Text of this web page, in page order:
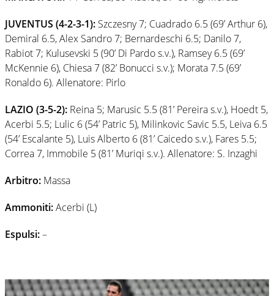
JUVENTUS (4-2-3-1): Szczesny 7; Cuadrado 6.5 (69’ Arthur 6),
Demiral 6.5, Alex Sandro 7; Bernardeschi 6.5; Danilo 7,
Rabiot 7; Kulusevski 5 (90’ Di Pardo s.v.), Ramsey 6.5 (69’
McKennie 6), Chiesa 7 (82’ Bonucci s.v.); Morata 7.5 (69’
Ronaldo 6). Allenatore: Pirlo
LAZIO (3-5-2): Reina 5; Marusic 5.5 (81’ Pereira s.v.), Hoedt 5,
Acerbi 5.5; Lulic 6 (54’ Patric 5), Milinkovic Savic 5.5, Leiva 6.5
(54’ Escalante 5), Luis Alberto 6 (81’ Caicedo s.v.), Fares 5.5;
Correa 7, Immobile 5 (81’ Muriqi s.v.). Allenatore: S. Inzaghi
Arbitro: Massa
Ammoniti:Acerbi (L)
Espulsi:–